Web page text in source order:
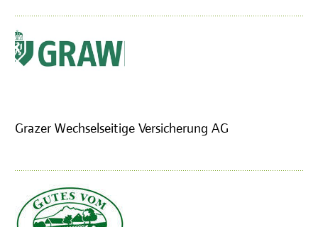
Grazer Wechselseitige Versicherung AG